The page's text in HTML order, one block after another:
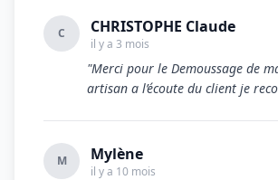
C CHRISTOPHE Claude
il y a 3 mois
"Merci pour le Demoussage de
artisan a l’écoute du client je
M Mylène
il y a 10 mois